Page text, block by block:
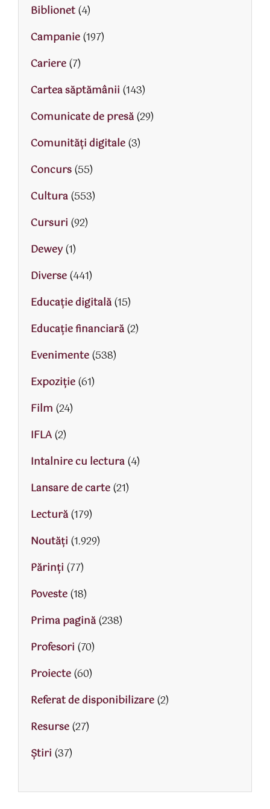
Biblionet(4)
Campanie(197)
Cariere(7)
Cartea săptămânii (143)
Comunicate de presă(29)
Comunități digitale(3)
Concurs(55)
Cultura(553)
Cursuri (92)
Dewey(1)
Diverse(441)
Educaţie digitală(15)
Educaţie financiară(2)
Evenimente(538)
Expoziție(61)
Film (24)
IFLA(2)
Intalnire cu lectura(4)
Lansare de carte(21)
Lectură(179)
Noutăți (1.929)
Părinţi (77)
Poveste(18)
Prima pagină(238)
Profesori (70)
Proiecte(60)
Referat de disponibilizare(2)
Resurse(27)
Știri (37)